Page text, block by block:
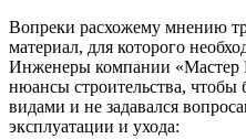
Вопреки расхожему мнению
материал, для которого
Инженеры компании «Мастер
нюансы строительства,
видами и не задавался
эксплуатации и ухода: